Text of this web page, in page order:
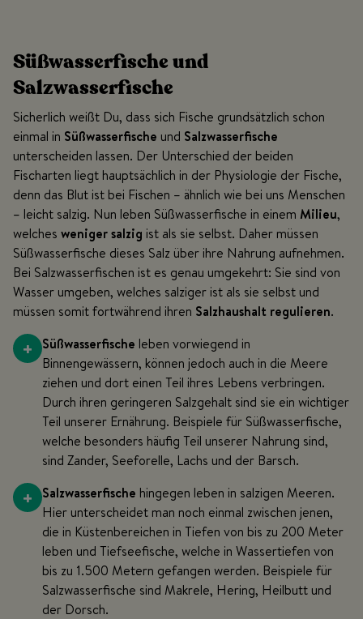
Süßwasserfische und
Salzwasserfische
Sicherlich weißt Du, dass sich Fische grundsätzlich schon
einmal in Süßwasserfische und Salzwasserfische
unterscheiden lassen. Der Unterschied der beiden
Fischarten liegt hauptsächlich in der Physiologie der Fische,
denn das Blut ist bei Fischen – ähnlich wie bei uns Menschen
– leicht salzig. Nun leben Süßwasserfische in einem Milieu,
welches weniger salzig ist als sie selbst. Daher müssen
Süßwasserfische dieses Salz über ihre Nahrung aufnehmen.
Bei Salzwasserfischen ist es genau umgekehrt: Sie sind von
Wasser umgeben, welches salziger ist als sie selbst und
müssen somit fortwährend ihren Salzhaushalt regulieren.
+ Süßwasserfische leben vorwiegend in
Binnengewässern, können jedoch auch in die Meere
ziehen und dort einen Teil ihres Lebens verbringen.
Durch ihren geringeren Salzgehalt sind sie ein wichtiger
Teil unserer Ernährung. Beispiele für Süßwasserfische,
welche besonders häufig Teil unserer Nahrung sind,
sind Zander, Seeforelle, Lachs und der Barsch.
+ Salzwasserfische hingegen leben in salzigen Meeren.
Hier unterscheidet man noch einmal zwischen jenen,
die in Küstenbereichen in Tiefen von bis zu 200 Meter
leben und Tiefseefische, welche in Wassertiefen von
bis zu 1.500 Metern gefangen werden. Beispiele für
Salzwasserfische sind Makrele, Hering, Heilbutt und
der Dorsch.